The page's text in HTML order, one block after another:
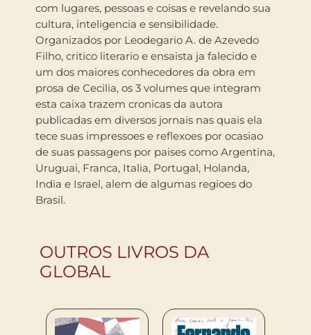
com lugares, pessoas e coisas e revelando sua
cultura, inteligencia e sensibilidade.
Organizados por Leodegario A. de Azevedo
Filho, critico literario e ensaista ja falecido e
um dos maiores conhecedores da obra em
prosa de Cecilia, os 3 volumes que integram
esta caixa trazem cronicas da autora
publicadas em diversos jornais nas quais ela
tece suas impressoes e reflexoes por ocasiao
de suas passagens por paises como Argentina,
Uruguai, Franca, Italia, Portugal, Holanda,
India e Israel, alem de algumas regioes do
Brasil.
OUTROS LIVROS DA
GLOBAL